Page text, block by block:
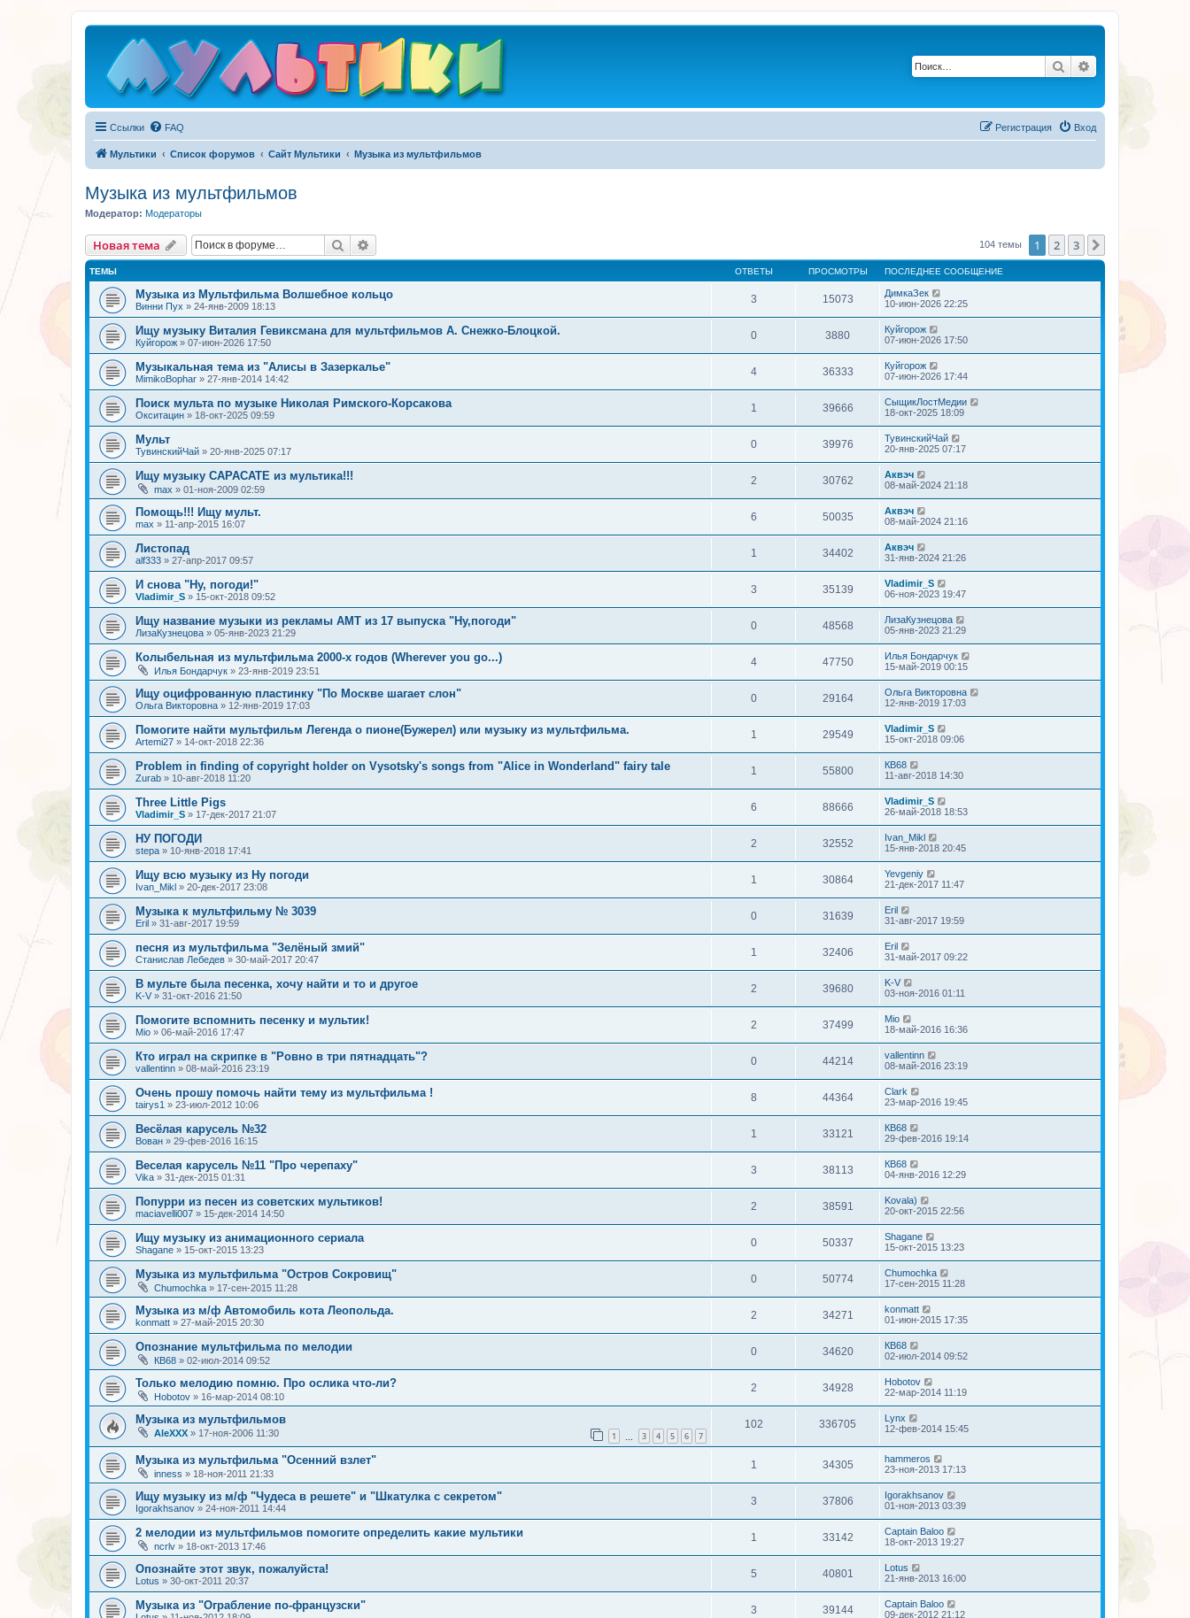
Поиск
Ссылки FAQ Вход
Регистрация
Мультики Список форумов Сайт Мультики Музыка из мультфильмов
Музыка из мультфильмов
Модератор: Модераторы
Новая тема Поиск 104 темы 1 2 3
ТЕМЫ ОТВЕТЫ ПРОСМОТРЫ ПОСЛЕДНЕЕ СООБЩЕНИЕ
Музыка из Мультфильма Волшебное кольцо
Винни Пух » 24-янв-2009 18:13
3 15073
ДимкаЗек
10-июн-2026 22:25
Ищу музыку Виталия Гевиксмана для мультфильмов А. Снежко-Блоцкой.
Куйгорож » 07-июн-2026 17:50
0 3880
Куйгорож
07-июн-2026 17:50
Музыкальная тема из "Алисы в Зазеркалье"
MimikoBophar » 27-янв-2014 14:42
4 36333
Куйгорож
07-июн-2026 17:44
Поиск мульта по музыке Николая Римского-Корсакова
Окситацин » 18-окт-2025 09:59
1 39666
СыщикЛостМедии
18-окт-2025 18:09
Мульт
ТувинскийЧай » 20-янв-2025 07:17
0 39976
ТувинскийЧай
20-янв-2025 07:17
Ищу музыку САРАСАТЕ из мультика!!!
max » 01-ноя-2009 02:59
2 30762
Аквэч
08-май-2024 21:18
Помощь!!! Ищу мульт.
max » 11-апр-2015 16:07
6 50035
Аквэч
08-май-2024 21:16
Листопад
alf333 » 27-апр-2017 09:57
1 34402
Аквэч
31-янв-2024 21:26
И снова "Ну, погоди!"
Vladimir_S » 15-окт-2018 09:52
3 35139
Vladimir_S
06-ноя-2023 19:47
Ищу название музыки из рекламы АМТ из 17 выпуска "Ну,погоди"
ЛизаКузнецова » 05-янв-2023 21:29
0 48568
ЛизаКузнецова
05-янв-2023 21:29
Колыбельная из мультфильма 2000-х годов (Wherever you go...)
Илья Бондарчук » 23-янв-2019 23:51
4 47750
Илья Бондарчук
15-май-2019 00:15
Ищу оцифрованную пластинку "По Москве шагает слон"
Ольга Викторовна » 12-янв-2019 17:03
0 29164
Ольга Викторовна
12-янв-2019 17:03
Помогите найти мультфильм Легенда о пионе(Бужерел) или музыку из мультфильма.
Artemi27 » 14-окт-2018 22:36
1 29549
Vladimir_S
15-окт-2018 09:06
Problem in finding of copyright holder on Vysotsky's songs from "Alice in Wonderland" fairy tale
Zurab » 10-авг-2018 11:20
1 55800
КВ68
11-авг-2018 14:30
Three Little Pigs
Vladimir_S » 17-дек-2017 21:07
6 88666
Vladimir_S
26-май-2018 18:53
НУ ПОГОДИ
stepa » 10-янв-2018 17:41
2 32552
Ivan_Mikl
15-янв-2018 20:45
Ищу всю музыку из Ну погоди
Ivan_Mikl » 20-дек-2017 23:08
1 30864
Yevgeniy
21-дек-2017 11:47
Музыка к мультфильму № 3039
Eril » 31-авг-2017 19:59
0 31639
Eril
31-авг-2017 19:59
песня из мультфильма "Зелёный змий"
Станислав Лебедев » 30-май-2017 20:47
1 32406
Eril
31-май-2017 09:22
В мульте была песенка, хочу найти и то и другое
K-V » 31-окт-2016 21:50
2 39680
K-V
03-ноя-2016 01:11
Помогите вспомнить песенку и мультик!
Mio » 06-май-2016 17:47
2 37499
Mio
18-май-2016 16:36
Кто играл на скрипке в "Ровно в три пятнадцать"?
vallentinn » 08-май-2016 23:19
0 44214
vallentinn
08-май-2016 23:19
Очень прошу помочь найти тему из мультфильма !
tairуs1 » 23-июл-2012 10:06
8 44364
Clark
23-мар-2016 19:45
Весёлая карусель №32
Вован » 29-фев-2016 16:15
1 33121
КВ68
29-фев-2016 19:14
Веселая карусель №11 "Про черепаху"
Vika » 31-дек-2015 01:31
3 38113
КВ68
04-янв-2016 12:29
Попурри из песен из советских мультиков!
maciavelli007 » 15-дек-2014 14:50
2 38591
Kovala)
20-окт-2015 22:56
Ищу музыку из анимационного сериала
Shagane » 15-окт-2015 13:23
0 50337
Shagane
15-окт-2015 13:23
Музыка из мультфильма "Остров Сокровищ"
Chumochka » 17-сен-2015 11:28
0 50774
Chumochka
17-сен-2015 11:28
Музыка из м/ф Автомобиль кота Леопольда.
konmatt » 27-май-2015 20:30
2 34271
konmatt
01-июн-2015 17:35
Опознание мультфильма по мелодии
КВ68 » 02-июл-2014 09:52
0 34620
КВ68
02-июл-2014 09:52
Только мелодию помню. Про ослика что-ли?
Hobotov » 16-мар-2014 08:10
2 34928
Hobotov
22-мар-2014 11:19
Музыка из мультфильмов
AleXXX » 17-ноя-2006 11:30 1 3 4 5 6 7
102 336705
Lynx
12-фев-2014 15:45
Музыка из мультфильма "Осенний взлет"
inness » 18-ноя-2011 21:33
1 34305
hammeros
23-ноя-2013 17:13
Ищу музыку из м/ф "Чудеса в решете" и "Шкатулка с секретом"
Igorakhsanov » 24-ноя-2011 14:44
3 37806
Igorakhsanov
01-ноя-2013 03:39
2 мелодии из мультфильмов помогите определить какие мультики
ncrlv » 18-окт-2013 17:46
1 33142
Captain Baloo
18-окт-2013 19:27
Опознайте этот звук, пожалуйста!
Lotus » 30-окт-2011 20:37
5 40801
Lotus
21-янв-2013 16:00
Музыка из "Ограбление по-французски" 3 39144
Captain Baloo
09-дек-2012 21:12